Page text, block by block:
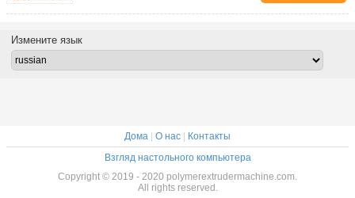
Измените язык
Дома О нас
Контакты
Взгляд настольного компьютера
Copyright © 2019 - 2020 polymerextrudermachine.com.
All rights reserved.